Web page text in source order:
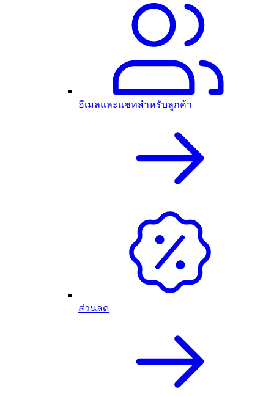
อีเมลและแชทสำหรับลูกค้า
ส่วนลด